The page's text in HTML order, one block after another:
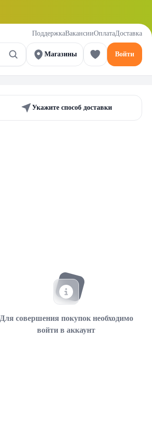
ПоддержкаВакансииОплатаДоставка
Магазины Войти
Укажите способ доставки
Для совершения покупок необходимо
войти в аккаунт